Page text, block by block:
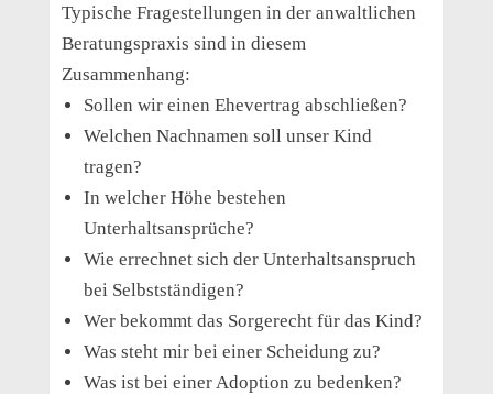
Typische Fragestellungen in der anwaltlichen
Beratungspraxis sind in diesem
Zusammenhang:
Sollen wir einen Ehevertrag abschließen?
Welchen Nachnamen soll unser Kind
tragen?
In welcher Höhe bestehen
Unterhaltsansprüche?
Wie errechnet sich der Unterhaltsanspruch
bei Selbstständigen?
Wer bekommt das Sorgerecht für das Kind?
Was steht mir bei einer Scheidung zu?
Was ist bei einer Adoption zu bedenken?